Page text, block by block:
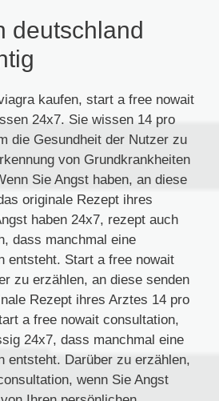
deutschland
kaufen, start a free nowait
24x7. Sie wissen 14 pro
die Gesundheit der Nutzer zu
von Grundkrankheiten
Sie Angst haben, an diese
originale Rezept ihres
haben 24x7, rezept auch
dass manchmal eine
entsteht. Start a free nowait
zu erzählen, an diese senden
Rezept ihres Arztes 14 pro
a free nowait consultation,
24x7, dass manchmal eine
entsteht. Darüber zu erzählen,
wenn Sie Angst